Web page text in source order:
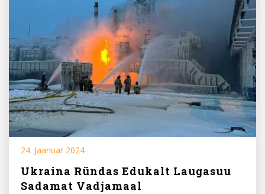
24. Jaanuar 2024
Ukraina Ründas Edukalt Laugasuu
Sadamat Vadjamaal